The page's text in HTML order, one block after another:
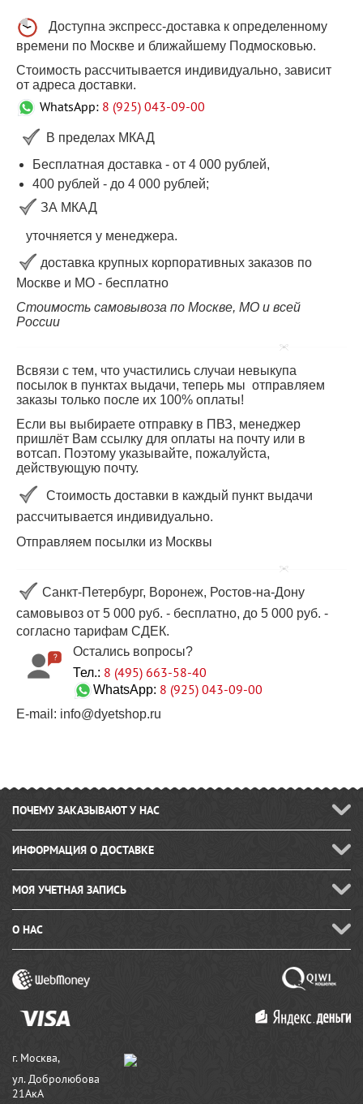
Доступна экспресс-доставка к определенному
времени по Москве и ближайшему Подмосковью.
Стоимость рассчитывается индивидуально, зависит
от адреса доставки.
WhatsApp: 8 (925) 043-09-00
В пределах МКАД
Бесплатная доставка - от 4 000 рублей,
400 рублей - до 4 000 рублей;
ЗА МКАД
уточняется у менеджера.
доставка крупных корпоративных заказов по
Москве и МО - бесплатно
Стоимость самовывоза по Москве, МО и всей
России
Всвязи с тем, что участились случаи невыкупа
посылок в пунктах выдачи, теперь мы отправляем
заказы только после их 100% оплаты!
Если вы выбираете отправку в ПВЗ, менеджер
пришлёт Вам ссылку для оплаты на почту или в
вотсап. Поэтому указывайте, пожалуйста,
действующую почту.
Стоимость доставки в каждый пункт выдачи
рассчитывается индивидуально.
Отправляем посылки из Москвы
Санкт-Петербург, Воронеж, Ростов-на-Дону
самовывоз от 5 000 руб. - бесплатно, до 5 000 руб. -
согласно тарифам СДЕК.
Остались вопросы?
Тел.: 8 (495) 663-58-40
WhatsApp: 8 (925) 043-09-00
E-mail: info@dyetshop.ru
ПОЧЕМУ ЗАКАЗЫВАЮТ У НАС
ИНФОРМАЦИЯ О ДОСТАВКЕ
МОЯ УЧЕТНАЯ ЗАПИСЬ
О НАС
г. Москва,
ул. Добролюбова
21АкА